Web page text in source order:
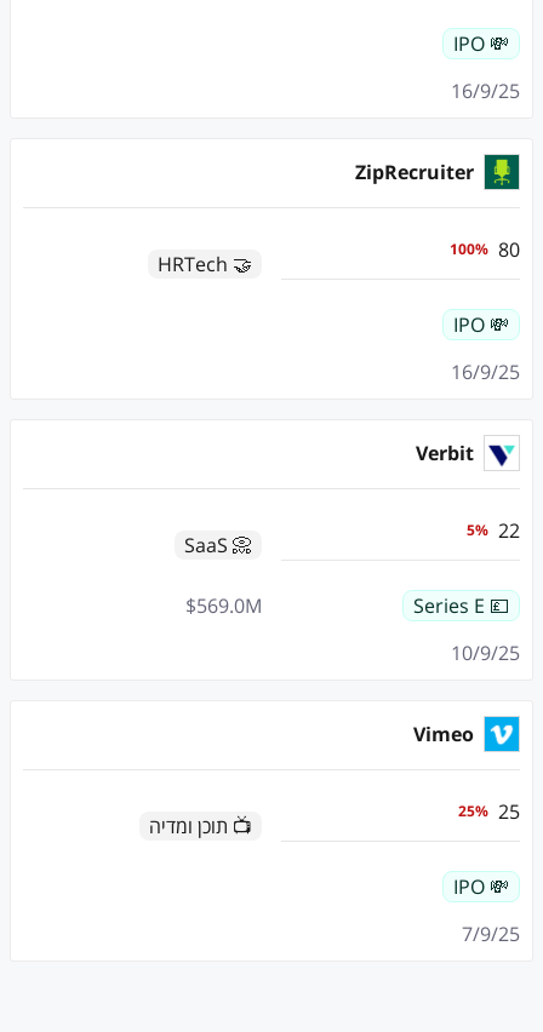
💸 IPO
16/9/25
ZipRecruiter
80
%
100
🤝 HRTech
💸 IPO
16/9/25
Verbit
22
%
5
📀 SaaS
💷 Series E
M
569.0
$
10/9/25
Vimeo
25
%
25
📺 תוכן ומדיה
💸 IPO
7/9/25